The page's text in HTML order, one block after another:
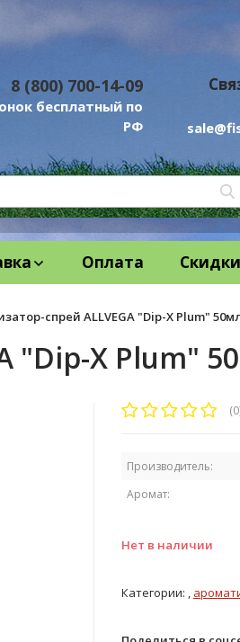
8 (800) 700-14-09
бесплатный по
РФ
Оплата Скидки
спрей ALLVEGA "Dip-X Plum"
"Dip-X Plum"
Производитель:
Аромат:
Нет в наличии
Категории: ,